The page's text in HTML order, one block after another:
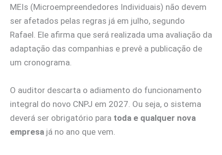
MEIs (Microempreendedores Individuais) não devem
ser afetados pelas regras já em julho, segundo
Rafael. Ele afirma que será realizada uma avaliação da
adaptação das companhias e prevê a publicação de
um cronograma.
O auditor descarta o adiamento do funcionamento
integral do novo CNPJ em 2027. Ou seja, o sistema
deverá ser obrigatório para toda e qualquer nova
empresa já no ano que vem.